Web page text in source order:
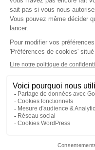
03
qu’à
04 Partez
Votre
Sur